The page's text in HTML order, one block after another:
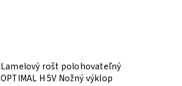
Lamelový rošt polohovateľný
OPTIMAL H 5V Nožný výklop